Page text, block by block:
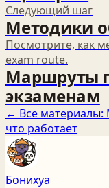
Следующий шаг
Методики
Посмотрите, как
exam route.
Маршруты
экзаменам
← Все материалы:
что работает
Бонихуа